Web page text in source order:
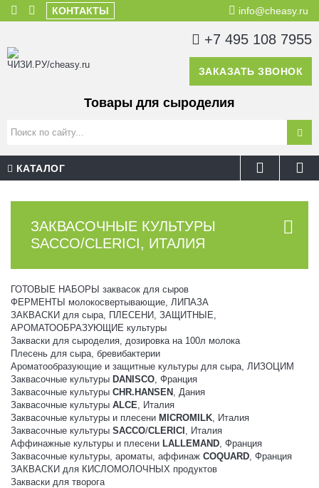
КОНТАКТЫ info@cheasy.ru
+7 495 108 7955
ЗАКАЗАТЬ ЗВОНОК
Товары для сыроделия
КАТАЛОГ
ЗАКВАСОЧНЫЕ КУЛЬТУРЫ
SACCO/CLERICI, ИТАЛИЯ
ГОТОВЫЕ НАБОРЫ заквасок для сыров
ФЕРМЕНТЫ молокосвертывающие, ЛИПАЗА
ЗАКВАСКИ для сыра, ПЛЕСЕНИ, ЗАЩИТНЫЕ,
АРОМАТООБРАЗУЮЩИЕ культуры
Закваски для сыроделия, дозировка на 100л молока
Плесень для сыра, бревибактерии
Ароматообразующие и защитные культуры для сыра, ЛИЗОЦИМ
Заквасочные культуры DANISCO, Франция
Заквасочные культуры CHR.HANSEN , Дания
Заквасочные культуры ALCE, Италия
Заквасочные культуры и плесени MICROMILK, Италия
Заквасочные культуры SACCO/CLERICI , Италия
Аффинажные культуры и плесени LALLEMAND, Франция
Заквасочные культуры, ароматы, аффинаж COQUARD, Франция
ЗАКВАСКИ для КИСЛОМОЛОЧНЫХ продуктов
Закваски для творога